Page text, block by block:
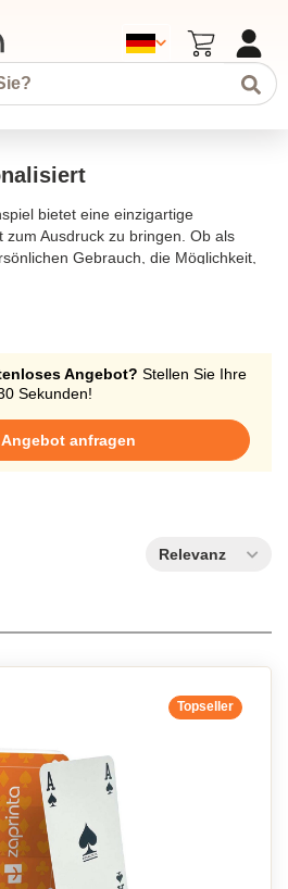
bietet eine einzigartige
zum Ausdruck zu bringen. Ob als
Gebrauch, die Möglichkeit,
oder Designs zu gestalten, macht
sind ideal für Poker, Skat oder
eignen sich auch hervorragend als
Ihre Persönlichkeit widerspiegeln.
Angebot? Stellen Sie Ihre
Sekunden!
anfragen
Relevanz
Topseller